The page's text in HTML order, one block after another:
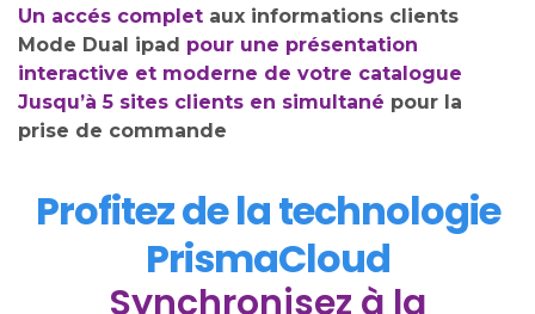
Un accés complet aux informations clients
Mode Dual ipad pour une présentation
interactive et moderne de votre catalogue
Jusqu’à 5 sites clients en simultané pour la
prise de commande
Profitez de la technologie
PrismaCloud
Synchronisez à la